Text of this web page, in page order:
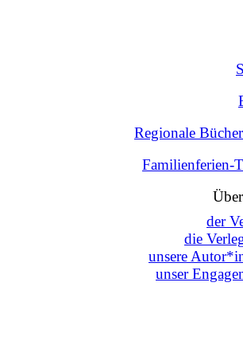
Regionale
Familienferien-
der
die
unsere
unser